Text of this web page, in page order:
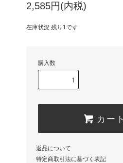
2,585円(内税)
在庫状況 残り1です
購入数
カー
返品について
特定商取引法に基づく表記